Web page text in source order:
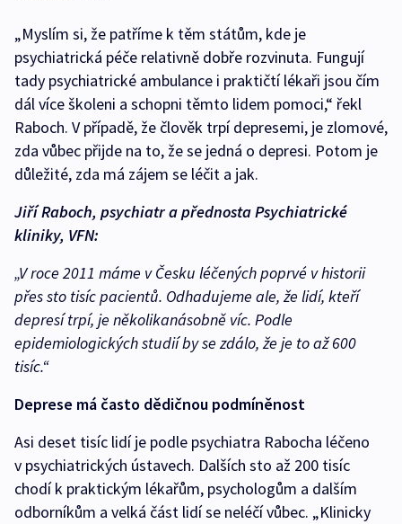
„Myslím si, že patříme k těm státům, kde je
psychiatrická péče relativně dobře rozvinuta. Fungují
tady psychiatrické ambulance i praktičtí lékaři jsou čím
dál více školeni a schopni těmto lidem pomoci,“ řekl
Raboch. V případě, že člověk trpí depresemi, je zlomové,
zda vůbec přijde na to, že se jedná o depresi. Potom je
důležité, zda má zájem se léčit a jak.
Jiří Raboch, psychiatr a přednosta Psychiatrické
kliniky, VFN:
„V roce 2011 máme v Česku léčených poprvé v historii
přes sto tisíc pacientů. Odhadujeme ale, že lidí, kteří
depresí trpí, je několikanásobně víc. Podle
epidemiologických studií by se zdálo, že je to až 600
tisíc.“
Deprese má často dědičnou podmíněnost
Asi deset tisíc lidí je podle psychiatra Rabocha léčeno
v psychiatrických ústavech. Dalších sto až 200 tisíc
chodí k praktickým lékařům, psychologům a dalším
odborníkům a velká část lidí se neléčí vůbec. „Klinicky